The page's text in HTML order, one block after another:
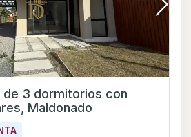
de 3 dormitorios con
Maldonado